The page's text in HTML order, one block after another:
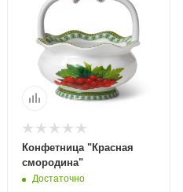
Конфетница "Красная
смородина"
Достаточно